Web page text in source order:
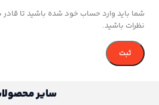
شما باید وارد حساب خود شده باشید تا قادر
نظرات باشید.
سایر